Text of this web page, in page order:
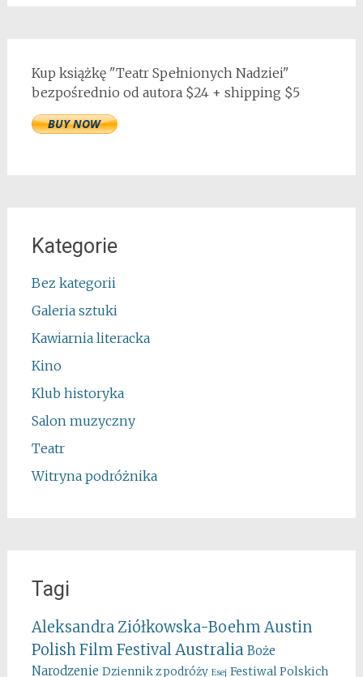
Kup książkę "Teatr Spełnionych Nadziei"
bezpośrednio od autora $24 + shipping $5
Kategorie
Bez kategorii
Galeria sztuki
Kawiarnia literacka
Kino
Klub historyka
Salon muzyczny
Teatr
Witryna podróżnika
Tagi
Aleksandra Ziółkowska-Boehm Austin
Polish Film FestivalAustralia Boże
Narodzenie Dziennik z podróży Esej Festiwal Polskich